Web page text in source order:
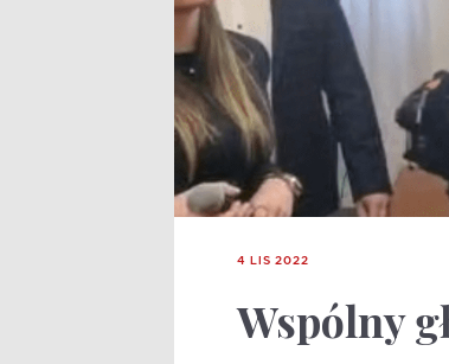
4 LIS 2022
Wspólny